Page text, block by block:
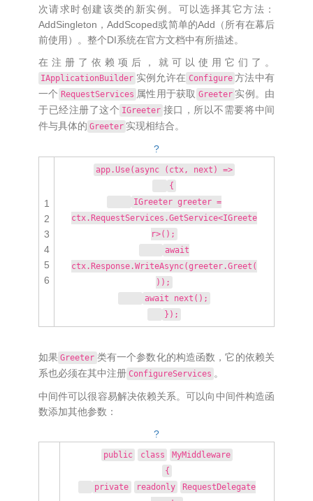
次请求时创建该类的新实例。可以选择其它方法：
AddSingleton，AddScoped或简单的Add（所有在幕后
前使用）。整个DI系统在官方文档中有所描述。
在注册了依赖项后，就可以使用它们了。
IApplicationBuilder 实例允许在 Configure 方法中有
一个 RequestServices 属性用于获取 Greeter 实例。由
于已经注册了这个 IGreeter 接口，所以不需要将中间
件与具体的 Greeter 实现相结合。
?
1
2
3
4
5
6
app.Use(async (ctx, next) =>
{
IGreeter greeter =
ctx.RequestServices.GetService<IGreete
r>();
await
ctx.Response.WriteAsync(greeter.Greet(
));
await next();
});
如果 Greeter 类有一个参数化的构造函数，它的依赖关
系也必须在其中注册 ConfigureServices 。
中间件可以很容易解决依赖关系。可以向中间件构造函
数添加其他参数：
?
public class
MyMiddleware
{
private
readonly
RequestDelegate